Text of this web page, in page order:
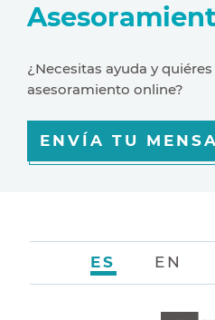
¿Necesitas ayuda y
asesoramiento online?
ENVÍA TU
ES EN